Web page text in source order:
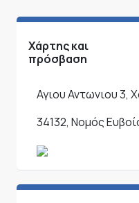
Χάρτης και
πρόσβαση
Αγιου Αντωνιου 3,
34132, Νομός